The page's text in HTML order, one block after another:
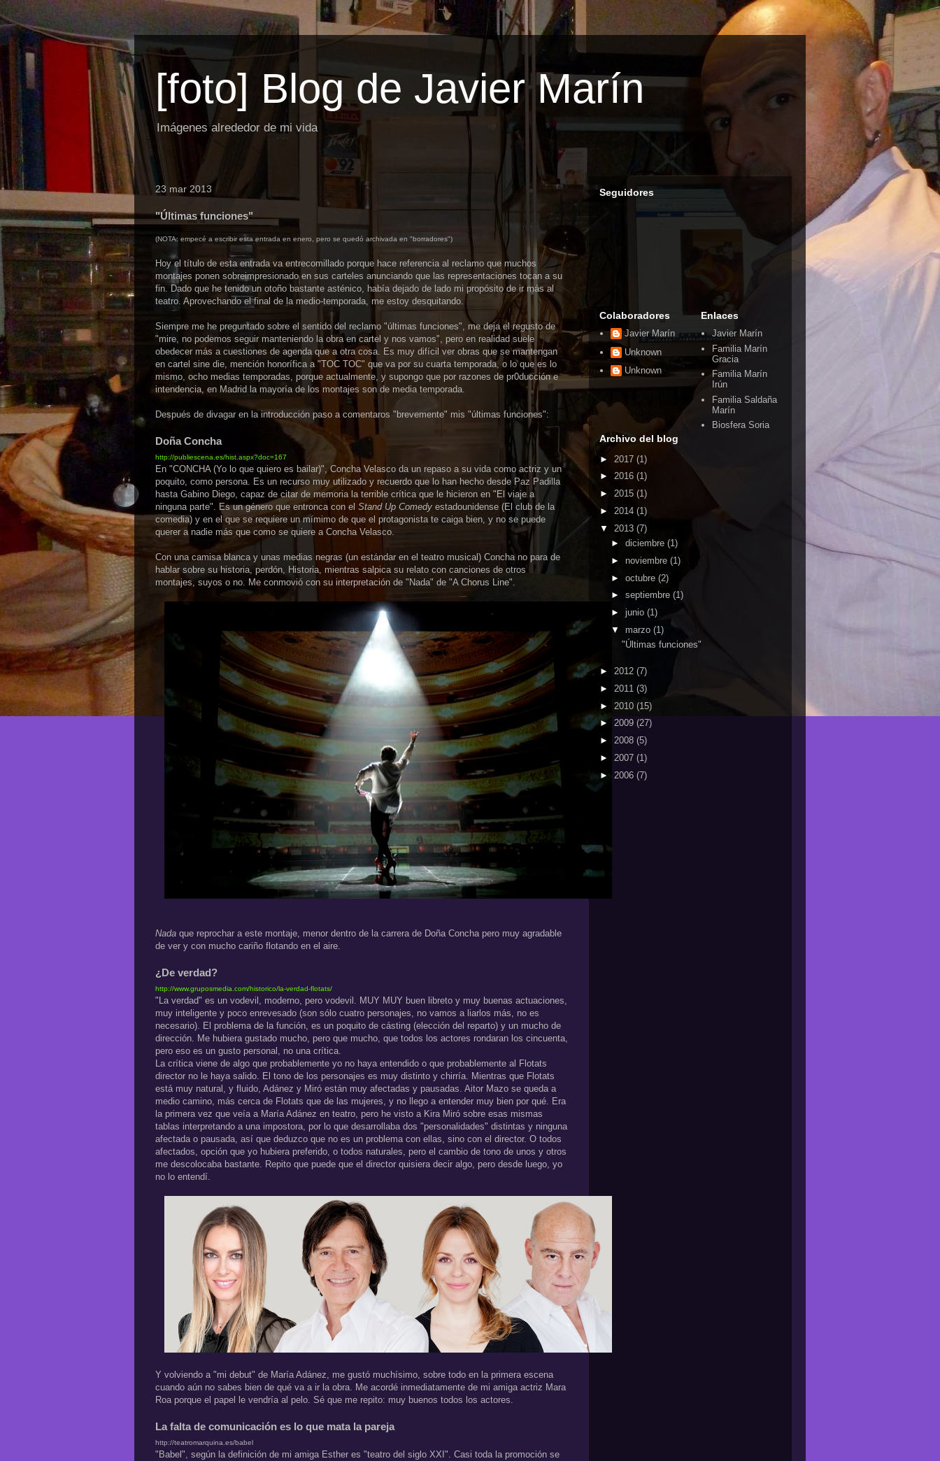
[foto] Blog de Javier Marín
Imágenes alrededor de mi vida
23 mar 2013
"Últimas funciones"
(NOTA: empecé a escribir esta entrada en enero, pero se quedó archivada en "borradores")
Hoy el título de esta entrada va entrecomillado porque hace referencia al reclamo que muchos
montajes ponen sobreimpresionado en sus carteles anunciando que las representaciones tocan a su
fin. Dado que he tenido un otoño bastante asténico, había dejado de lado mi propósito de ir más al
teatro. Aprovechando el final de la medio-temporada, me estoy desquitando.
Siempre me he preguntado sobre el sentido del reclamo "últimas funciones", me deja el regusto de
"mire, no podemos seguir manteniendo la obra en cartel y nos vamos", pero en realidad suele
obedecer más a cuestiones de agenda que a otra cosa. Es muy difícil ver obras que se mantengan
en cartel sine die, mención honorífica a "TOC TOC" que va por su cuarta temporada, o lo que es lo
mismo, ocho medias temporadas, porque actualmente, y supongo que por razones de pr0ducción e
intendencia, en Madrid la mayoría de los montajes son de media temporada.
Después de divagar en la introducción paso a comentaros "brevemente" mis "últimas funciones":
Doña Concha
http://publiescena.es/hist.aspx?doc=167
En "CONCHA (Yo lo que quiero es bailar)", Concha Velasco da un repaso a su vida como actriz y un
poquito, como persona. Es un recurso muy utilizado y recuerdo que lo han hecho desde Paz Padilla
hasta Gabino Diego, capaz de citar de memoria la terrible crítica que le hicieron en "El viaje a
ninguna parte". Es un género que entronca con el Stand Up Comedy estadounidense (El club de la
comedia) y en el que se requiere un mímimo de que el protagonista te caiga bien, y no se puede
querer a nadie más que como se quiere a Concha Velasco.
Con una camisa blanca y unas medias negras (un estándar en el teatro musical) Concha no para de
hablar sobre su historia, perdón, Historia, mientras salpica su relato con canciones de otros
montajes, suyos o no. Me conmovió con su interpretación de "Nada" de "A Chorus Line".
Nada que reprochar a este montaje, menor dentro de la carrera de Doña Concha pero muy agradable
de ver y con mucho cariño flotando en el aire.
¿De verdad?
http://www.gruposmedia.com/historico/la-verdad-flotats/
"La verdad" es un vodevil, moderno, pero vodevil. MUY MUY buen libreto y muy buenas actuaciones,
muy inteligente y poco enrevesado (son sólo cuatro personajes, no vamos a liarlos más, no es
necesario). El problema de la función, es un poquito de cásting (elección del reparto) y un mucho de
dirección. Me hubiera gustado mucho, pero que mucho, que todos los actores rondaran los cincuenta,
pero eso es un gusto personal, no una crítica.
La crítica viene de algo que probablemente yo no haya entendido o que probablemente al Flotats
director no le haya salido. El tono de los personajes es muy distinto y chirría. Mientras que Flotats
está muy natural, y fluido, Adánez y Miró están muy afectadas y pausadas. Aitor Mazo se queda a
medio camino, más cerca de Flotats que de las mujeres, y no llego a entender muy bien por qué. Era
la primera vez que veía a María Adánez en teatro, pero he visto a Kira Miró sobre esas mismas
tablas interpretando a una impostora, por lo que desarrollaba dos "personalidades" distintas y ninguna
afectada o pausada, así que deduzco que no es un problema con ellas, sino con el director. O todos
afectados, opción que yo hubiera preferido, o todos naturales, pero el cambio de tono de unos y otros
me descolocaba bastante. Repito que puede que el director quisiera decir algo, pero desde luego, yo
no lo entendí.
Y volviendo a "mi debut" de María Adánez, me gustó muchísimo, sobre todo en la primera escena
cuando aún no sabes bien de qué va a ir la obra. Me acordé inmediatamente de mi amiga actriz Mara
Roa porque el papel le vendría al pelo. Sé que me repito: muy buenos todos los actores.
La falta de comunicación es lo que mata la pareja
http://teatromarquina.es/babel
"Babel", según la definición de mi amiga Esther es "teatro del siglo XXI". Casi toda la promoción se
Seguidores
Colaboradores
Javier Marín
Unknown
Unknown
Enlaces
Javier Marín
Familia Marín
Gracia
Familia Marín
Irún
Familia Saldaña
Marín
Biosfera Soria
Archivo del blog
► 2017 (1)
► 2016 (1)
► 2015 (1)
► 2014 (1)
▼ 2013 (7)
► diciembre (1)
► noviembre (1)
► octubre (2)
► septiembre (1)
► junio (1)
▼ marzo (1)
"Últimas funciones"
► 2012 (7)
► 2011 (3)
► 2010 (15)
► 2009 (27)
► 2008 (5)
► 2007 (1)
► 2006 (7)